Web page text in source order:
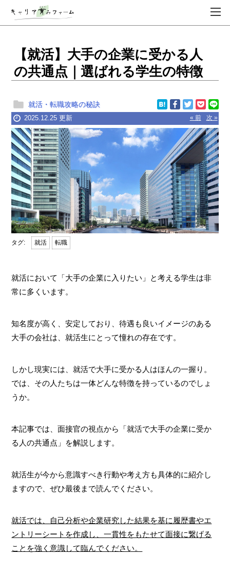
【就活】大手の企業に受かる人
の共通点｜選ばれる学生の特徴
就活・転職攻略の秘訣
2025.12.25 更新 次 »
« 前
就活 転職
就活において「大手の企業に入りたい」と考える学生は非
常に多くいます。
知名度が高く、安定しており、待遇も良いイメージのある
大手の会社は、就活生にとって憧れの存在です。
しかし現実には、就活で大手に受かる人はほんの一握り。
では、その人たちは一体どんな特徴を持っているのでしょ
うか。
本記事では、面接官の視点から「就活で大手の企業に受か
る人の共通点」を解説します。
就活生が今から意識すべき行動や考え方も具体的に紹介し
ますので、ぜひ最後まで読んでください。
就活では、自己分析や企業研究した結果を基に履歴書やエ
ントリーシートを作成し、一貫性をもたせて面接に繋げる
ことを強く意識して臨んでください。